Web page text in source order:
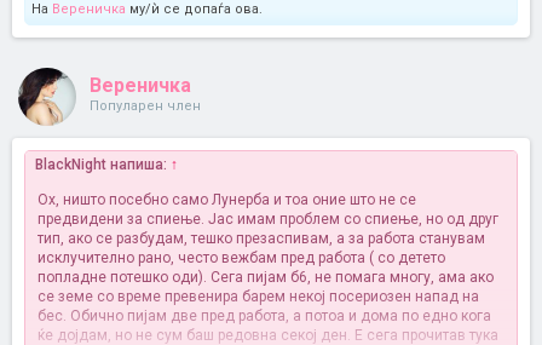
На Вереничка му/ѝ се допаѓа ова.
Вереничка
Популарен член
BlackNight напиша: ↑
Ох, ништо посебно само Лунерба и тоа оние што не се
предвидени за спиење. Јас имам проблем со спиење, но од друг
тип, ако се разбудам, тешко презаспивам, а за работа станувам
исклучително рано, често вежбам пред работа ( со детето
попладне потешко оди). Сега пијам б6, не помага многу, ама ако
се земе со време превенира барем некој посериозен напад на
бес. Обично пијам две пред работа, а потоа и дома по едно кога
ќе дојдам, но не сум баш редовна секој ден. Е сега прочитав тука